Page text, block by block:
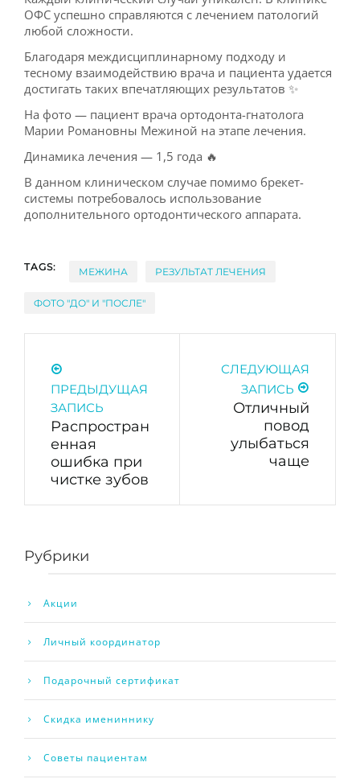
ДЛЯ ВРАЧЕЙ
ОФС успешно справляются с лечением патологий
любой сложности.
Благодаря междисциплинарному подходу и
тесному взаимодействию врача и пациента удается
достигать таких впечатляющих результатов ✨
На фото — пациент врача ортодонта-гнатолога
Марии Романовны Межиной на этапе лечения.
Динамика лечения — 1,5 года 🔥
В данном клиническом случае помимо брекет-
системы потребовалось использование
дополнительного ортодонтического аппарата.
TAGS: МЕЖИНА РЕЗУЛЬТАТ ЛЕЧЕНИЯ
ФОТО "ДО" И "ПОСЛЕ"
ПРЕДЫДУЩАЯ
ЗАПИСЬ
Распростран
енная
ошибка при
чистке зубов
СЛЕДУЮЩАЯ
ЗАПИСЬ
Отличный
повод
улыбаться
чаще
Рубрики
Акции
Личный координатор
Подарочный сертификат
Скидка имениннику
Советы пациентам